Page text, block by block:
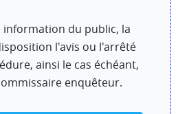
du public, la
l'avis ou l'arrêté
ainsi le cas échéant,
enquêteur.